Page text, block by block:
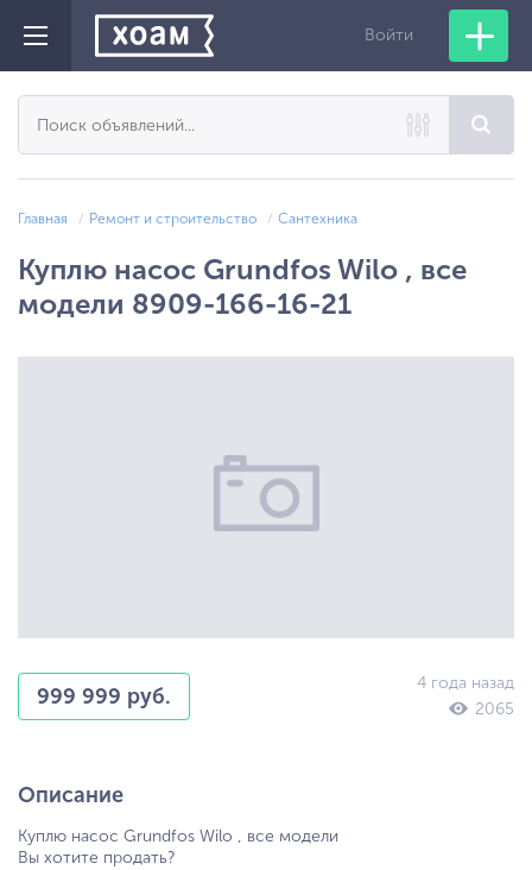
Войти
Главная Ремонт и строительство Сантехника
Куплю насос Grundfos Wil​o , все
модели 8909-166-16-21
999 999 руб.
4 года назад
2065
Описание
Куплю насос Grundfos Wilo , все модели
Вы хотите продать?